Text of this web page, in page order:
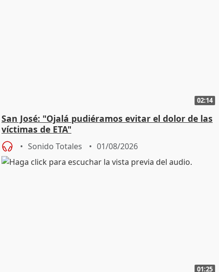
02:14
San José: "Ojalá pudiéramos evitar el dolor de las
víctimas de ETA"
Sonido Totales 01/08/2026
01:25